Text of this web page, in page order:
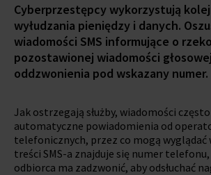
Cyberprzestępcy wykorzystują
wyłudzania pieniędzy i danych.
wiadomości SMS informujące o
pozostawionej wiadomości
oddzwonienia pod wskazany numer.
Jak ostrzegają służby, wiadomości
automatyczne powiadomienia od
telefonicznych, przez co mogą wyglądać
treści SMS-a znajduje się numer
odbiorca ma zadzwonić, aby odsłuchać